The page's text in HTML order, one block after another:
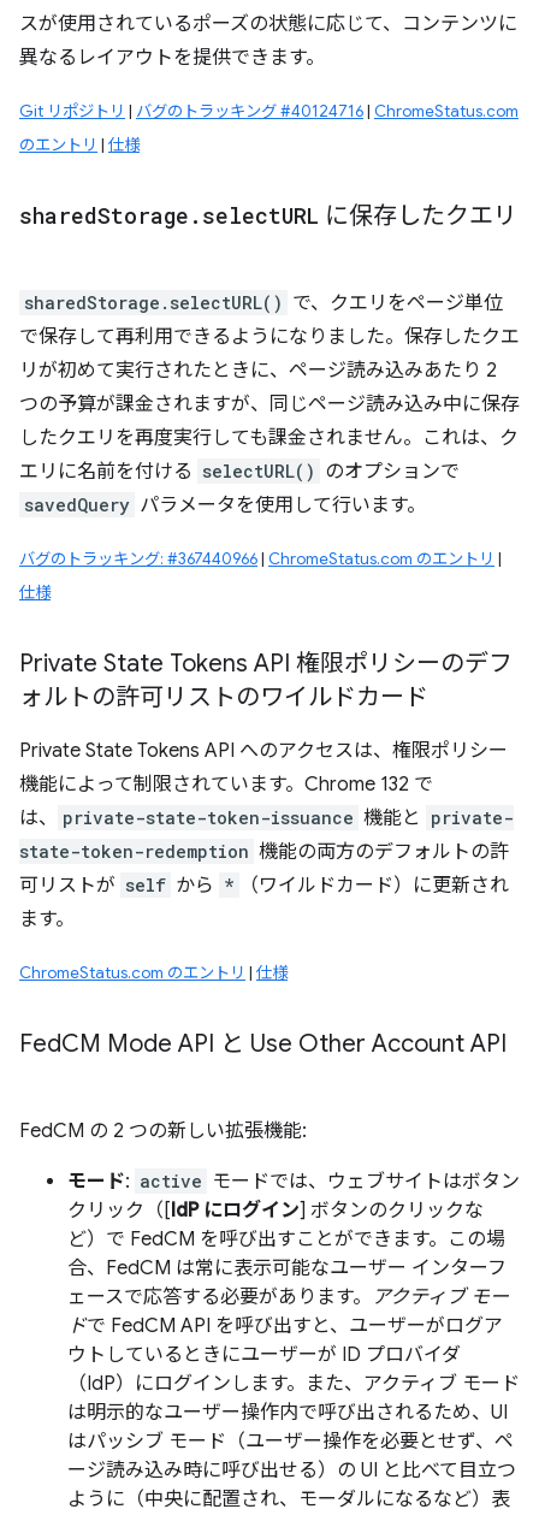
スが使用されているポーズの状態に応じて、コンテンツに
異なるレイアウトを提供できます。
Git リポジトリ | バグのトラッキング #40124716| ChromeStatus.com
のエントリ | 仕様
sharedStorage . selectURL に保存したクエリ
sharedStorage.selectURL() で、クエリをページ単位
で保存して再利用できるようになりました。保存したクエ
リが初めて実行されたときに、ページ読み込みあたり 2
つの予算が課金されますが、同じページ読み込み中に保存
したクエリを再度実行しても課金されません。これは、ク
エリに名前を付ける selectURL() のオプションで
savedQuery パラメータを使用して行います。
バグのトラッキング: #367440966| ChromeStatus.com のエントリ |
仕様
Private State Tokens API 権限ポリシーのデフ
ォルトの許可リストのワイルドカード
Private State Tokens API へのアクセスは、権限ポリシー
機能によって制限されています。Chrome 132 で
は、
private-state-token-issuance 機能と
private-
state-token-redemption 機能の両方のデフォルトの許
可リストが self から *
（ワイルドカード）に更新され
ます。
ChromeStatus.com のエントリ | 仕様
FedCM Mode API と Use Other Account API
FedCM の 2 つの新しい拡張機能:
モード: active モードでは、ウェブサイトはボタン
クリック（[IdP にログイン] ボタンのクリックな
ど）で FedCM を呼び出すことができます。この場
合、FedCM は常に表示可能なユーザー インターフ
ェースで応答する必要があります。
アクティブ モー
ドで FedCM API を呼び出すと、ユーザーがログア
ウトしているときにユーザーが ID プロバイダ
（IdP）にログインします。また、アクティブ モード
は明示的なユーザー操作内で呼び出されるため、UI
はパッシブ モード（ユーザー操作を必要とせず、ペ
ージ読み込み時に呼び出せる）の UI と比べて目立つ
ように（中央に配置され、モーダルになるなど）表